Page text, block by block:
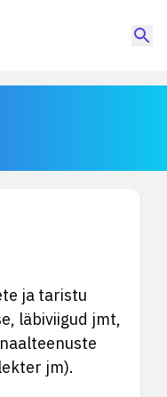
ja taristu
läbiviigud jmt,
jm).